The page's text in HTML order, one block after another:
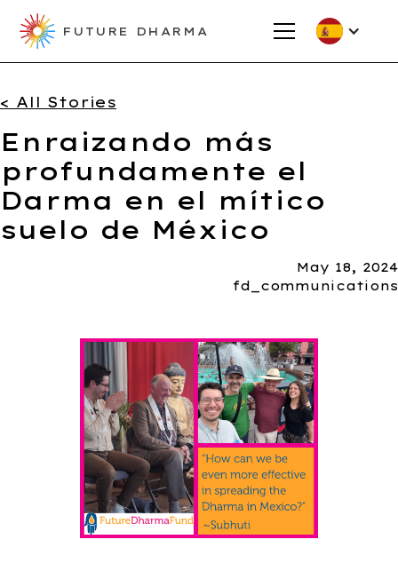
FUTURE DHARMA
< All Stories
Enraizando más
profundamente el
Darma en el mítico
suelo de México
May 18, 2024
fd_communications